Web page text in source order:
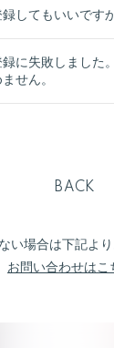
してもいいです
録に失敗しました
せん。
BACK
い場合は下記よ
お問い合わせはこ